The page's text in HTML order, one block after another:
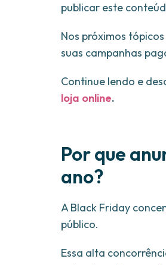
publicar este
Nos próximos
suas campanhas
Continue lendo e
loja online.
Por que
ano?
A Black Friday
público.
Essa alta